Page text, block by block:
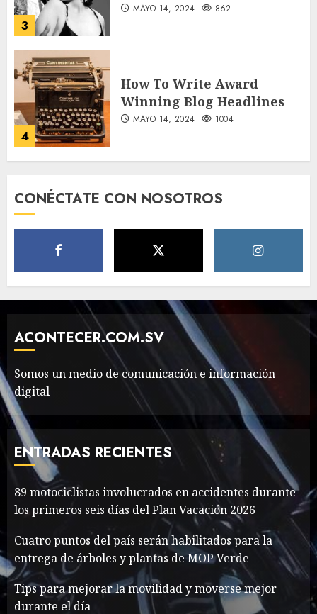
3
MAYO 14, 2024 862
4
How To Write Award
Winning Blog Headlines
MAYO 14, 2024 1004
How Many of These Italian
MAYO 14, 2024 811
Need to Know About the
Classic Cars in a Retro
Movie?
MAYO 14, 2024 797
7
The full story of
Thailand’s extraordinary
cave rescue
MAYO 14, 2024 1003
1
89 motociclistas
involucrados en
accidentes durante los
primeros seis días del Plan
Vacación 2026
AGOSTO 7, 2026 39
CONÉCTATE CON NOSOTROS
ACONTECER.COM.SV
Somos un medio de comunicación e información
digital
ENTRADAS RECIENTES
89 motociclistas involucrados en accidentes durante
los primeros seis días del Plan Vacación 2026
Cuatro puntos del país serán habilitados para la
entrega de árboles y plantas de MOP Verde
Tips para mejorar la movilidad y moverse mejor
durante el día